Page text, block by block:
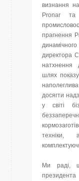
визнання
Pronar та
прагнення
директора
натхнення
шлях
досягти
у світі
техніки,
Ми раді,